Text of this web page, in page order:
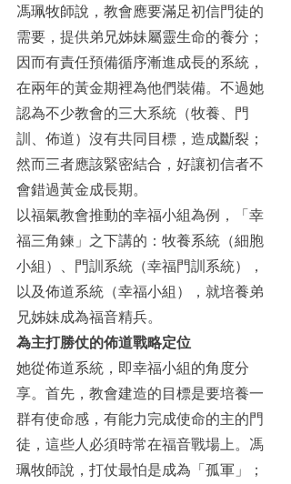
馮珮牧師說，教會應要滿足初信門徒的
需要，提供弟兄姊妹屬靈生命的養分；
因而有責任預備循序漸進成長的系統，
在兩年的黃金期裡為他們裝備。不過她
認為不少教會的三大系統（牧養、門
訓、佈道）沒有共同目標，造成斷裂；
然而三者應該緊密結合，好讓初信者不
會錯過黃金成長期。
以福氣教會推動的幸福小組為例，「幸
福三角鍊」之下講的：牧養系統（細胞
小組）、門訓系統（幸福門訓系統），
以及佈道系統（幸福小組），就培養弟
兄姊妹成為福音精兵。
為主打勝仗的佈道戰略定位
她從佈道系統，即幸福小組的角度分
享。首先，教會建造的目標是要培養一
群有使命感，有能力完成使命的主的門
徒，這些人必須時常在福音戰場上。馮
珮牧師說，打仗最怕是成為「孤軍」；